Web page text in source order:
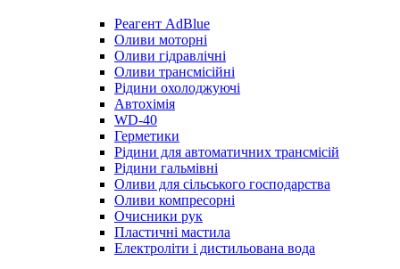
Реагент AdBlue
Оливи моторні
Оливи гідравлічні
Оливи трансмісійні
Рідини охолоджуючі
Автохімія
WD-40
Герметики
Рідини для автоматичних трансмісій
Рідини гальмівні
Оливи для сільського господарства
Оливи компресорні
Очисники рук
Пластичні мастила
Електроліти і дистильована вода